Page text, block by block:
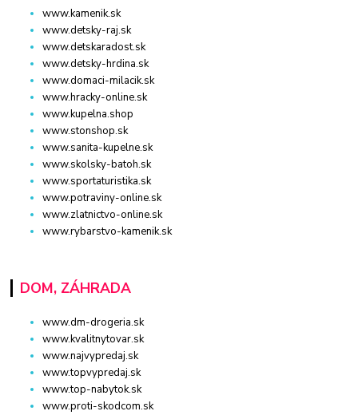
www.kamenik.sk
www.detsky-raj.sk
www.detskaradost.sk
www.detsky-hrdina.sk
www.domaci-milacik.sk
www.hracky-online.sk
www.kupelna.shop
www.stonshop.sk
www.sanita-kupelne.sk
www.skolsky-batoh.sk
www.sportaturistika.sk
www.potraviny-online.sk
www.zlatnictvo-online.sk
www.rybarstvo-kamenik.sk
DOM, ZÁHRADA
www.dm-drogeria.sk
www.kvalitnytovar.sk
www.najvypredaj.sk
www.topvypredaj.sk
www.top-nabytok.sk
www.proti-skodcom.sk